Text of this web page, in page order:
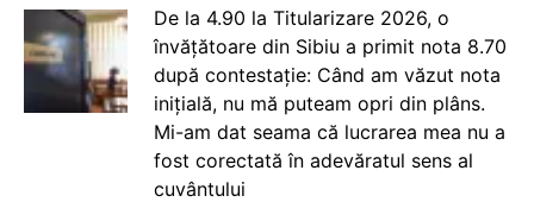
De la 4.90 la Titularizare 2026, o
învățătoare din Sibiu a primit nota 8.70
după contestație: Când am văzut nota
inițială, nu mă puteam opri din plâns.
Mi-am dat seama că lucrarea mea nu a
fost corectată în adevăratul sens al
cuvântului